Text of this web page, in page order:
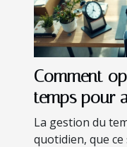
Comment
temps pour
productivité?
La gestion du
quotidien, que